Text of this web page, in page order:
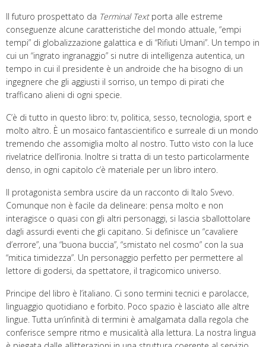
Il futuro prospettato da Terminal Textporta alle estreme
conseguenze alcune caratteristiche del mondo attuale, “empi
tempi” di globalizzazione galattica e di “Rifiuti Umani”. Un tempo in
cui un “ingrato ingranaggio” si nutre di intelligenza autentica, un
tempo in cui il presidente è un androide che ha bisogno di un
ingegnere che gli aggiusti il sorriso, un tempo di pirati che
trafficano alieni di ogni specie.
C’è di tutto in questo libro: tv, politica, sesso, tecnologia, sport e
molto altro. È un mosaico fantascientifico e surreale di un mondo
tremendo che assomiglia molto al nostro. Tutto visto con la luce
rivelatrice dell’ironia. Inoltre si tratta di un testo particolarmente
denso, in ogni capitolo c’è materiale per un libro intero.
Il protagonista sembra uscire da un racconto di Italo Svevo.
Comunque non è facile da delineare: pensa molto e non
interagisce o quasi con gli altri personaggi, si lascia sballottolare
dagli assurdi eventi che gli capitano. Si definisce un “cavaliere
d’errore”, una “buona buccia”, “smistato nel cosmo” con la sua
“mitica timidezza”. Un personaggio perfetto per permettere al
lettore di godersi, da spettatore, il tragicomico universo.
Principe del libro è l’italiano. Ci sono termini tecnici e parolacce,
linguaggio quotidiano e forbito. Poco spazio è lasciato alle altre
lingue. Tutta un’infinità di termini è amalgamata dalla regola che
conferisce sempre ritmo e musicalità alla lettura. La nostra lingua